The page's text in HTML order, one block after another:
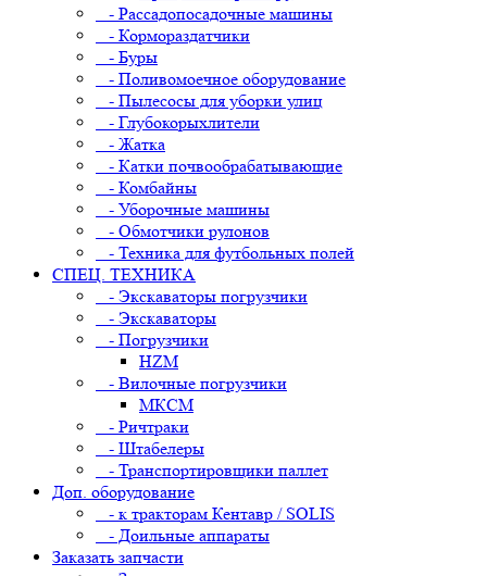
- Рассадопосадочные машины
- Кормораздатчики
- Буры
- Поливомоечное оборудование
- Пылесосы для уборки улиц
- Глубокорыхлители
- Жатка
- Катки почвообрабатывающие
- Комбайны
- Уборочные машины
- Обмотчики рулонов
- Техника для футбольных полей
СПЕЦ. ТЕХНИКА
- Экскаваторы погрузчики
- Экскаваторы
- Погрузчики
HZM
- Вилочные погрузчики
МКСМ
- Ричтраки
- Штабелеры
- Транспортировщики паллет
Доп. оборудование
- к тракторам Кентавр / SOLIS
- Доильные аппараты
Заказать запчасти